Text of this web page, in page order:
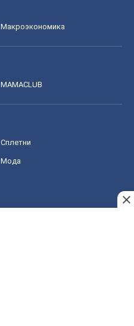
Mакроэкономика
MAMACLUB
Сплетни
Мода